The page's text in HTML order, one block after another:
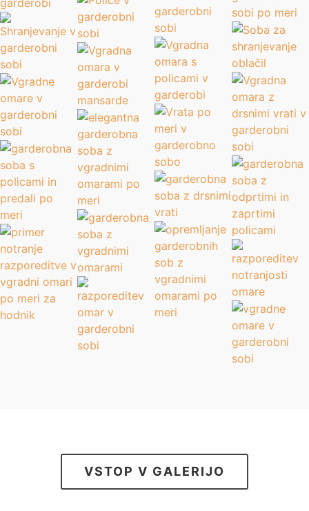
VSTOP V GALERIJO